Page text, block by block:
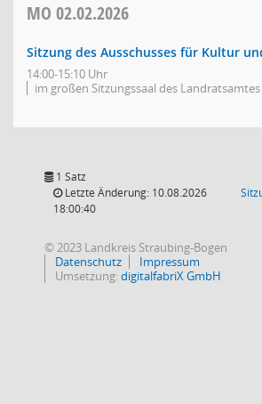
MO 02.02.2026
Sitzung des Ausschusses für Kultur
14:00-15:10 Uhr
im großen Sitzungssaal des Landratsamtes
1 Satz
Letzte Änderung: 10.08.2026
18:00:40
© 2023 Landkreis Straubing-Bogen
Datenschutz
Impressum
Umsetzung:digitalfabriX GmbH